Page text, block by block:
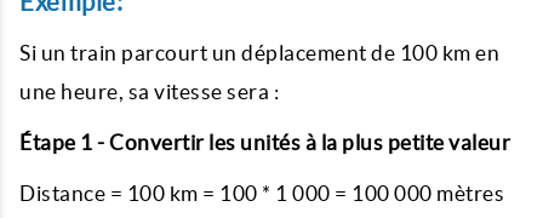
Si un train parcourt un déplacement de 100 km en
une heure, sa vitesse sera :
Étape 1 - Convertir les unités à la plus petite valeur
Distance = 100 km = 100 * 1 000 = 100 000 mètres